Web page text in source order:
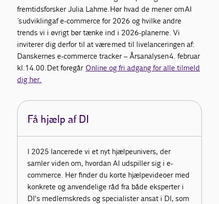
fremtidsforsker Julia Lahme.Hør hvad de mener omAI
´sudviklingaf e-commerce for 2026 og hvilke andre
trends vi i øvrigt bør tænke ind i 2026-planerne. Vi
inviterer dig derfor til at væremed til livelanceringen af:
Danskernes e-commerce tracker – Årsanalysen4. februar
kl.14.00.Det foregår Online og fri adgang for alle tilmeld
dig her.
Få hjælp af DI
I 2025 lancerede vi et nyt hjælpeunivers, der
samler viden om, hvordan AI udspiller sig i e-
commerce. Her finder du korte hjælpevideoer med
konkrete og anvendelige råd fra både eksperter i
DI's medlemskreds og specialister ansat i DI, som